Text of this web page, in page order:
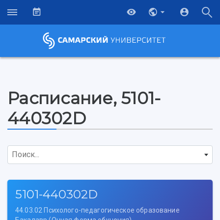
НАЗАД
Расписание, 5101-
440302D
Поиск...
5101-440302D
44.03.02 Психолого-педагогическое образование